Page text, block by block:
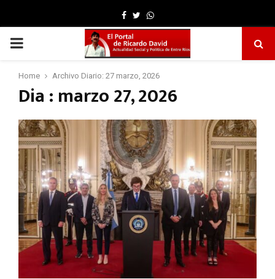
Facebook
TwitterWhatsapp
PRIMARY
MENU
Home Archivo Diario: 27 marzo, 2026
Dia : marzo 27, 2026